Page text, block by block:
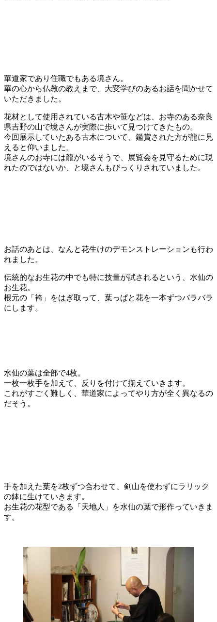
華道家であり住職でもある境さん。
華の心から仏教の教えまで、大変学びのあるお話を聞かせて
いただきました。
花材として使用されている古木や笹などは、お寺のある奈良
県吉野の山で境さんが実際に歩いて見つけてきたもの。
今回展示していたある古木について、鑑賞された方が龍に見
えると仰いました。
境さんのお寺には龍がいるそうで、展覧会を見守るために現
れたのではないか、と境さんもびっくりされていました。
お話のあとは、なんと花生けのデモンストレーションも行わ
れました。
伝統的なお生花の中でも特に技量が試されるという、水仙の
お生花。
根元の「袴」をはぎ取って、葉っぱと花を一本ずつバラバラ
にします。
水仙の葉は全部で4枚。
一枚一枚手を加えて、反りを付けて揃えていきます。
これがすごく難しく、華道家によってやり方が全く異なるの
だそう。
手を加えた葉を2枚ずつ合わせて、剣山を使わずにラリック
の鉢に生けていきます。
お生花の花型である「天地人」を水仙の葉で形作っていきま
す。